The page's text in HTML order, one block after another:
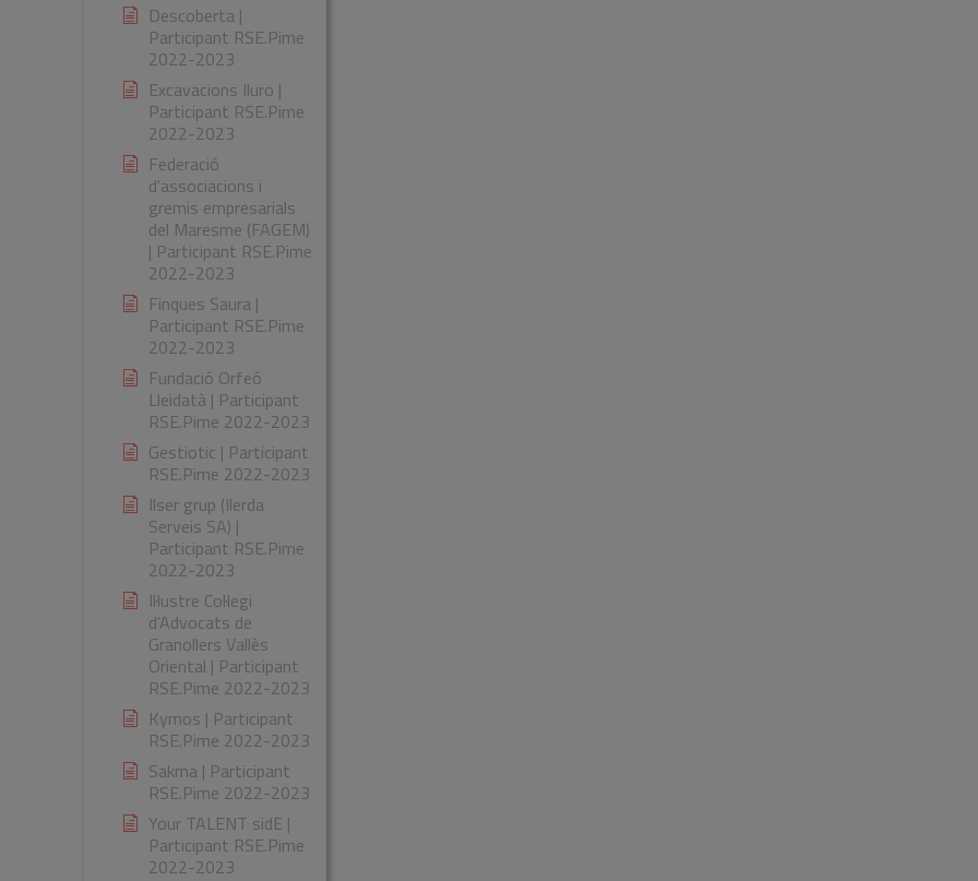
Descoberta |
Participant RSE.Pime
2022-2023
Excavacions Iluro |
Participant RSE.Pime
2022-2023
Federació
d'associacions i
gremis empresarials
del Maresme (FAGEM)
| Participant RSE.Pime
2022-2023
Finques Saura |
Participant RSE.Pime
2022-2023
Fundació Orfeó
Lleidatà | Participant
RSE.Pime 2022-2023
Gestiotic | Participant
RSE.Pime 2022-2023
Ilser grup (Ilerda
Serveis SA) |
Participant RSE.Pime
2022-2023
Il·lustre Col·legi
d'Advocats de
Granollers Vallès
Oriental | Participant
RSE.Pime 2022-2023
Kymos | Participant
RSE.Pime 2022-2023
Sakma | Participant
RSE.Pime 2022-2023
Your TALENT sidE |
Participant RSE.Pime
2022-2023